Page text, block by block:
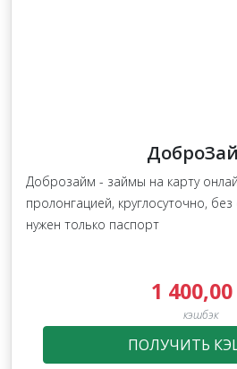
Доброзайм - займы на карту
пролонгацией, круглосуточно,
нужен только паспорт
1
кэшбэк
ПОЛУЧИТЬ